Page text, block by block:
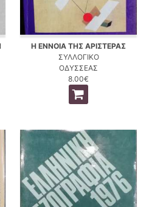
Η ΕΝΝΟΙΑ ΤΗΣ ΑΡΙΣΤΕΡΑΣ
ΣΥΛΛΟΓΙΚΟ
ΟΔΥΣΣΕΑΣ
8.00€